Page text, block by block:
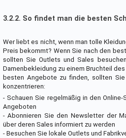
3.2.2. So findet man die besten
Wer liebt es nicht, wenn man tolle
Preis bekommt? Wenn Sie nach den
sollten Sie Outlets und Sales
Damenbekleidung zu einem Bruchteil
besten Angebote zu finden, sollten
konzentrieren:
- Schauen Sie regelmäßig in den
Angeboten
- Abonnieren Sie den Newsletter der
über deren Sales informiert zu werden
- Besuchen Sie lokale Outlets und